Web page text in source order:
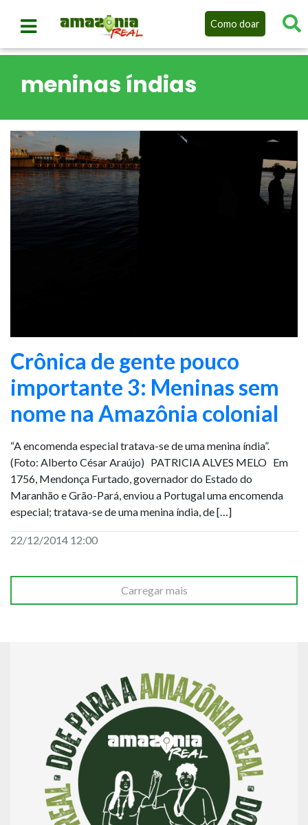
Como doar
meninas índias
Crônica de gente pouco
importante 3: Meninas sem
nome na Amazônia colonial
“A encomenda especial tratava-se de uma menina índia”.
(Foto: Alberto César Araújo) PATRICIA ALVES MELO Em
1756, Mendonça Furtado, governador do Estado do
Maranhão e Grão-Pará, enviou a Portugal uma encomenda
especial; tratava-se de uma menina índia, de […]
22/12/2014 12:00
Carregar mais